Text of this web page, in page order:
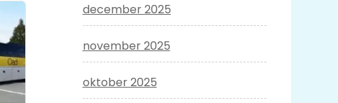
december 2025
november 2025
oktober 2025